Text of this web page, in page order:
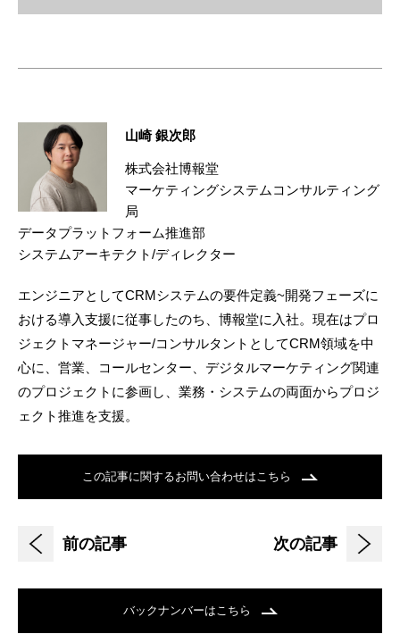
山崎 銀次郎
株式会社博報堂
マーケティングシステムコンサルティング
局
データプラットフォーム推進部
システムアーキテクト/ディレクター
エンジニアとしてCRMシステムの要件定義~開発フェーズに
おける導入支援に従事したのち、博報堂に入社。現在はプロ
ジェクトマネージャー/コンサルタントとしてCRM領域を中
心に、営業、コールセンター、デジタルマーケティング関連
のプロジェクトに参画し、業務・システムの両面からプロジ
ェクト推進を支援。
この記事に関するお問い合わせはこちら
前の記事 次の記事
バックナンバーはこちら